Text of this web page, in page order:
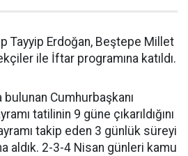
Tayyip Erdoğan, Beştepe Millet
ile İftar programına katıldı.
bulunan Cumhurbaşkanı
tatilinin 9 güne çıkarıldığını
takip eden 3 günlük süreyi
aldık. 2-3-4 Nisan günleri kamu